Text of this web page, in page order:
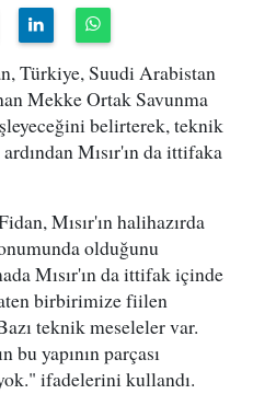
Türkiye, Suudi Arabistan
Mekke Ortak Savunma
belirterek, teknik
Mısır'ın da ittifaka
Mısır'ın halihazırda
olduğunu
Mısır'ın da ittifak içinde
birbirimize fiilen
teknik meseleler var.
bu yapının parçası
ifadelerini kullandı.